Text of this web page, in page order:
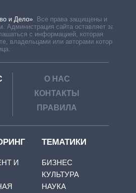
и Дело». Все права защищены и
Администрация сайта оставляет за
с информацией, которая
владельцами или авторами которой
О НАС
КОНТАКТЫ
ПРАВИЛА
И
ТЕМАТИКИ
БИЗНЕС
КУЛЬТУРА
НАУКА